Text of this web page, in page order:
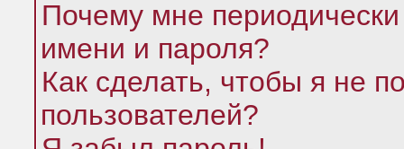
Почему мне
имени и пароля?
Как сделать, чтобы я не
пользователей?